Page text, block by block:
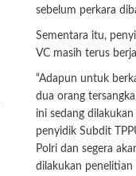
sebelum perkara
Sementara itu,
VC masih terus
“Adapun untuk
dua orang
ini sedang
penyidik Subdit
Polri dan segera
dilakukan penelitian